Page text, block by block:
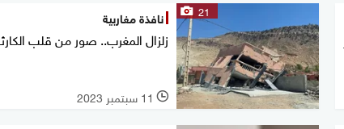
21 نافذة مغاربية
زلزال المغرب.. صور من قلب
l 11 سبتمبر 2023